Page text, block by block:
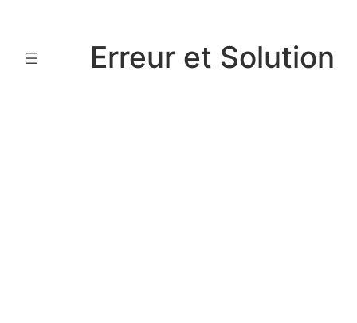
contenu
Erreur et Solution